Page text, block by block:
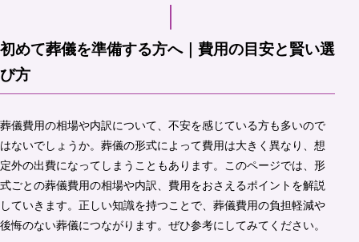
初めて葬儀を準備する方へ｜費用の目安と賢い選
び方
葬儀費用の相場や内訳について、不安を感じている方も多いので
はないでしょうか。葬儀の形式によって費用は大きく異なり、想
定外の出費になってしまうこともあります。このページでは、形
式ごとの葬儀費用の相場や内訳、費用をおさえるポイントを解説
していきます。正しい知識を持つことで、葬儀費用の負担軽減や
後悔のない葬儀につながります。ぜひ参考にしてみてください。